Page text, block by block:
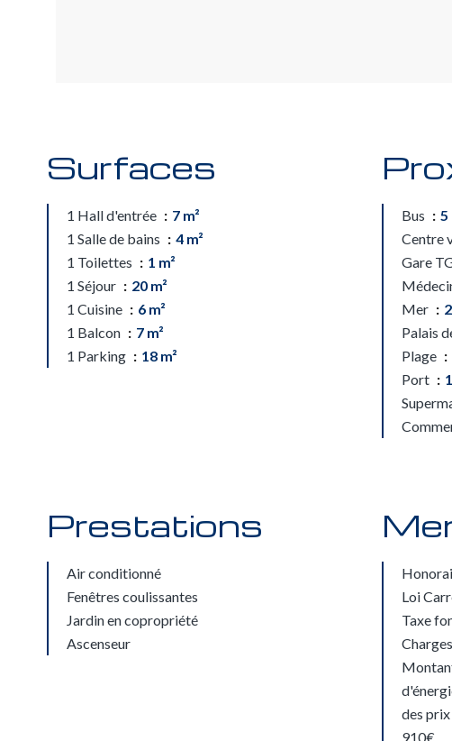
Surfaces
1 Hall d'entrée
7 m²
1 Salle de bains
4 m²
1 Toilettes
1 m²
1 Séjour
20 m²
1 Cuisine
6 m²
1 Balcon
7 m²
1 Parking
18 m²
Bus
5
Centre
Gare
Mer
Palais
Plage
Port
Prestations
Air conditionné
Fenêtres coulissantes
Jardin en copropriété
Ascenseur
Loi
Taxe
des
910€